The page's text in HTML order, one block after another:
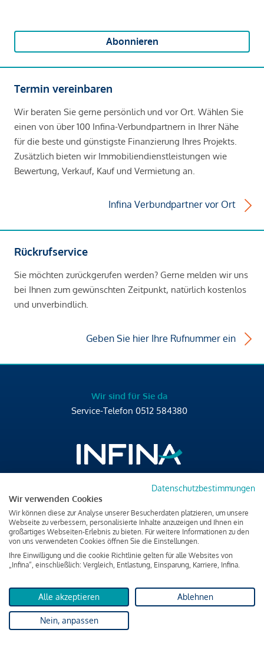
Abonnieren
Termin vereinbaren
Wir beraten Sie gerne persönlich und vor Ort. Wählen Sie
einen von über 100 Infina-Verbundpartnern in Ihrer Nähe
für die beste und günstigste Finanzierung Ihres Projekts.
Zusätzlich bieten wir Immobiliendienstleistungen wie
Bewertung, Verkauf, Kauf und Vermietung an.
Infina Verbundpartner vor Ort
Rückrufservice
Sie möchten zurückgerufen werden? Gerne melden wir uns
bei Ihnen zum gewünschten Zeitpunkt, natürlich kostenlos
und unverbindlich.
Geben Sie hier Ihre Rufnummer ein
Wir sind für Sie da
Service-Telefon 0512 584380
Brixner Straße 2/4
6020 Innsbruck
T+43 512 584380
office@infina.at
Impressum
Datenschutz & Cookies
Datenschutzbestimmungen
Wir verwenden Cookies
Wir können diese zur Analyse unserer Besucherdaten platzieren, um unsere
Webseite zu verbessern, personalisierte Inhalte anzuzeigen und Ihnen ein
großartiges Webseiten-Erlebnis zu bieten. Für weitere Informationen zu den
von uns verwendeten Cookies öffnen Sie die Einstellungen.
Ihre Einwilligung und die cookie Richtlinie gelten für alle Websites von
„Infina“, einschließlich: Vergleich, Entlastung, Einsparung, Karriere, Infina.
Alle akzeptieren Ablehnen
Nein, anpassen